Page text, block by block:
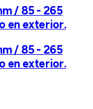
/ 85 - 265
en exterior.
/ 85 - 265
en exterior.